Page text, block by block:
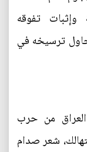
وإثبات تفوقه
ترسيخه في
من حرب
شعر صدام